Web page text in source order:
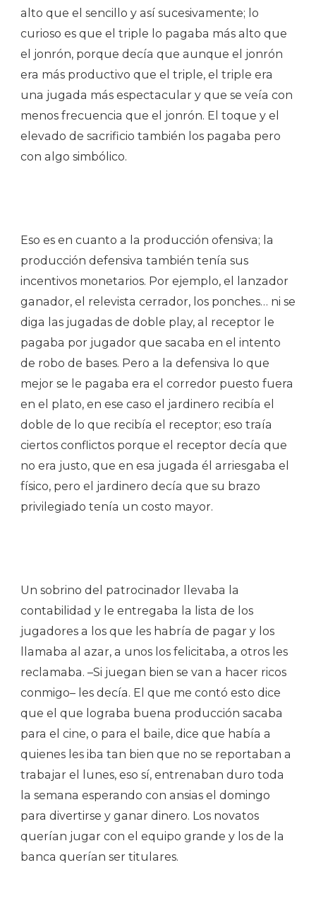
alto que el sencillo y así sucesivamente; lo
curioso es que el triple lo pagaba más alto que
el jonrón, porque decía que aunque el jonrón
era más productivo que el triple, el triple era
una jugada más espectacular y que se veía con
menos frecuencia que el jonrón. El toque y el
elevado de sacrificio también los pagaba pero
con algo simbólico.
Eso es en cuanto a la producción ofensiva; la
producción defensiva también tenía sus
incentivos monetarios. Por ejemplo, el lanzador
ganador, el relevista cerrador, los ponches… ni se
diga las jugadas de doble play, al receptor le
pagaba por jugador que sacaba en el intento
de robo de bases. Pero a la defensiva lo que
mejor se le pagaba era el corredor puesto fuera
en el plato, en ese caso el jardinero recibía el
doble de lo que recibía el receptor; eso traía
ciertos conflictos porque el receptor decía que
no era justo, que en esa jugada él arriesgaba el
físico, pero el jardinero decía que su brazo
privilegiado tenía un costo mayor.
Un sobrino del patrocinador llevaba la
contabilidad y le entregaba la lista de los
jugadores a los que les habría de pagar y los
llamaba al azar, a unos los felicitaba, a otros les
reclamaba. –Si juegan bien se van a hacer ricos
conmigo– les decía. El que me contó esto dice
que el que lograba buena producción sacaba
para el cine, o para el baile, dice que había a
quienes les iba tan bien que no se reportaban a
trabajar el lunes, eso sí, entrenaban duro toda
la semana esperando con ansias el domingo
para divertirse y ganar dinero. Los novatos
querían jugar con el equipo grande y los de la
banca querían ser titulares.